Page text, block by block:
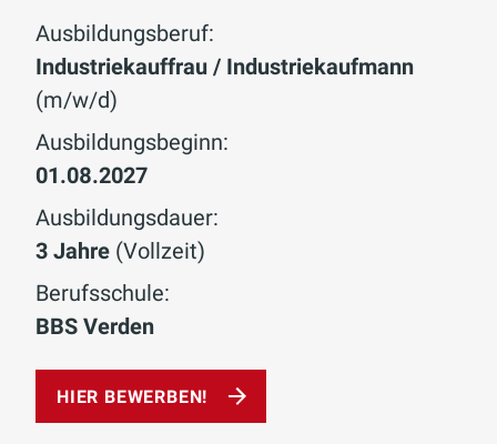
Ausbildungsberuf:
Industriekauffrau / Industriekaufmann
(m/w/d)
Ausbildungsbeginn:
01.08.2027
Ausbildungsdauer:
3 Jahre (Vollzeit)
Berufsschule:
BBS Verden
HIER BEWERBEN!